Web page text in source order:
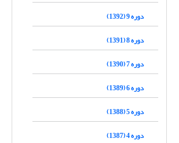
دوره 9 (1392)
دوره 8 (1391)
دوره 7 (1390)
دوره 6 (1389)
دوره 5 (1388)
دوره 4 (1387)